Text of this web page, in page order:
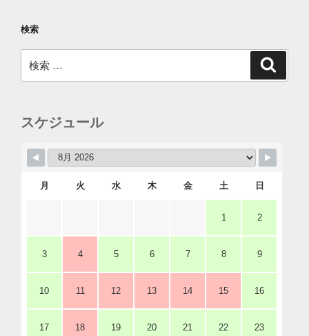
検索
索:
スケジュール
月 火 水 木 金 土 日
1 2
3 4 5 6 7 8 9
10 11 12 13 14 15 16
17 18 19 20 21 22 23